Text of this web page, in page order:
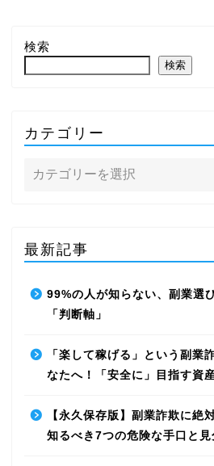
検索
検索
カテゴリー
最新記事
99%の人が知らない、副業選
「判断軸」
「楽して稼げる」という副業
なたへ！「安全に」目指す資
【永久保存版】副業詐欺に絶
知るべき7つの危険な手口と見